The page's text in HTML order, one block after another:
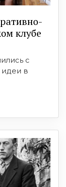
клубе
с
в